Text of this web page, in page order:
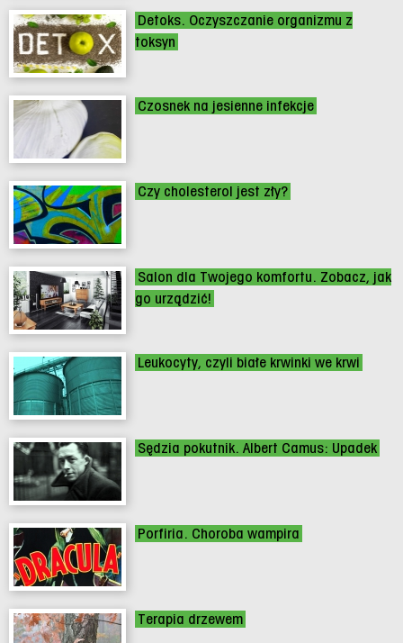
Detoks. Oczyszczanie organizmu z
toksyn
Czosnek na jesienne infekcje
Czy cholesterol jest zły?
Salon dla Twojego komfortu. Zobacz, jak
go urządzić!
Leukocyty, czyli białe krwinki we krwi
Sędzia pokutnik. Albert Camus: Upadek
Porfiria. Choroba wampira
Terapia drzewem